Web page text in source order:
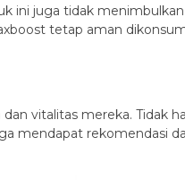
ini juga tidak
tetap aman
vitalitas mereka. Tidak
mendapat rekomendasi